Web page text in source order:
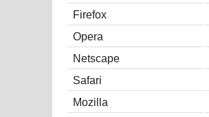
Firefox
Opera
Netscape
Safari
Mozilla